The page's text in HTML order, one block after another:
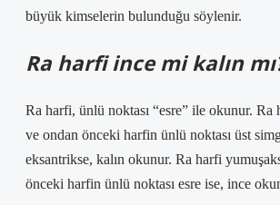
büyük kimselerin bulunduğu söylenir.
Ra harfi ince mi kalın
Ra harfi, ünlü noktası “esre” ile okunur. Ra
ve ondan önceki harfin ünlü noktası üst
eksantrikse, kalın okunur. Ra harfi
önceki harfin ünlü noktası esre ise, ince